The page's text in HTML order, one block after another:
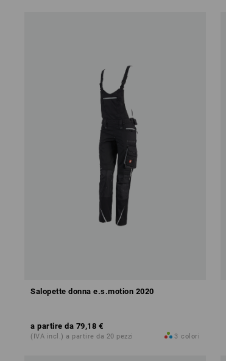
Salopette donna e.s.motion 2020
a partire da 79,18 €
(IVA incl.) a partire da 20 pezzi 3 colori